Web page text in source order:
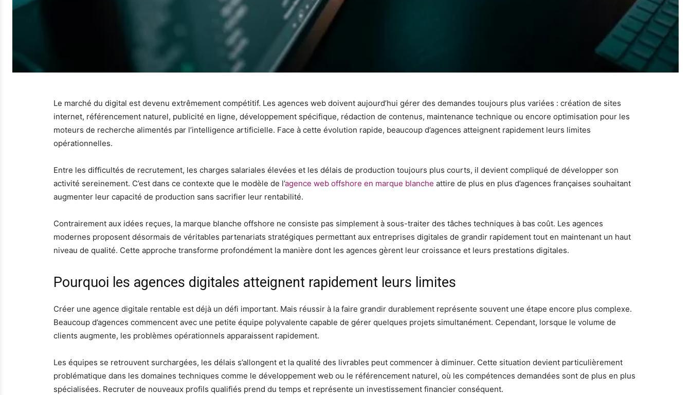
Le marché du digital est devenu extrêmement compétitif. Les agences web doivent aujourd’hui gérer des demandes toujours plus variées : création de sites
internet, référencement naturel, publicité en ligne, développement spécifique, rédaction de contenus, maintenance technique ou encore optimisation pour les
moteurs de recherche alimentés par l’intelligence artificielle. Face à cette évolution rapide, beaucoup d’agences atteignent rapidement leurs limites
opérationnelles.
Entre les difficultés de recrutement, les charges salariales élevées et les délais de production toujours plus courts, il devient compliqué de développer son
activité sereinement. C’est dans ce contexte que le modèle de l’agence web offshore en marque blanche attire de plus en plus d’agences françaises souhaitant
augmenter leur capacité de production sans sacrifier leur rentabilité.
Contrairement aux idées reçues, la marque blanche offshore ne consiste pas simplement à sous-traiter des tâches techniques à bas coût. Les agences
modernes proposent désormais de véritables partenariats stratégiques permettant aux entreprises digitales de grandir rapidement tout en maintenant un haut
niveau de qualité. Cette approche transforme profondément la manière dont les agences gèrent leur croissance et leurs prestations digitales.
Pourquoi les agences digitales atteignent rapidement leurs limites
Créer une agence digitale rentable est déjà un défi important. Mais réussir à la faire grandir durablement représente souvent une étape encore plus complexe.
Beaucoup d’agences commencent avec une petite équipe polyvalente capable de gérer quelques projets simultanément. Cependant, lorsque le volume de
clients augmente, les problèmes opérationnels apparaissent rapidement.
Les équipes se retrouvent surchargées, les délais s’allongent et la qualité des livrables peut commencer à diminuer. Cette situation devient particulièrement
problématique dans les domaines techniques comme le développement web ou le référencement naturel, où les compétences demandées sont de plus en plus
spécialisées. Recruter de nouveaux profils qualifiés prend du temps et représente un investissement financier conséquent.